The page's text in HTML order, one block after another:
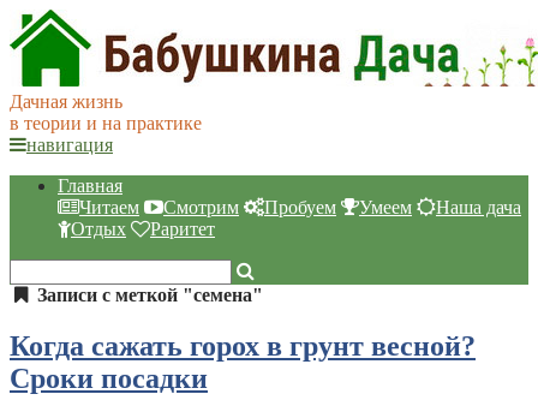
Дачная жизнь
в теории и на практике
навигация
Главная
Читаем
Смотрим Пробуем Умеем
Наша дача
Отдых
Раритет
Записи с меткой "семена"
Когда сажать горох в грунт весной?
Сроки посадки